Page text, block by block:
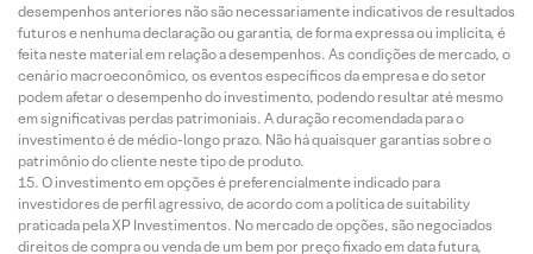
desempenhos anteriores não são necessariamente indicativos de resultados
futuros e nenhuma declaração ou garantia, de forma expressa ou implícita, é
feita neste material em relação a desempenhos. As condições de mercado, o
cenário macroeconômico, os eventos específicos da empresa e do setor
podem afetar o desempenho do investimento, podendo resultar até mesmo
em significativas perdas patrimoniais. A duração recomendada para o
investimento é de médio-longo prazo. Não há quaisquer garantias sobre o
patrimônio do cliente neste tipo de produto.
O investimento em opções é preferencialmente indicado para
investidores de perfil agressivo, de acordo com a política de suitability
praticada pela XP Investimentos. No mercado de opções, são negociados
direitos de compra ou venda de um bem por preço fixado em data futura,